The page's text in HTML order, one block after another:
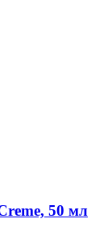
50 мл